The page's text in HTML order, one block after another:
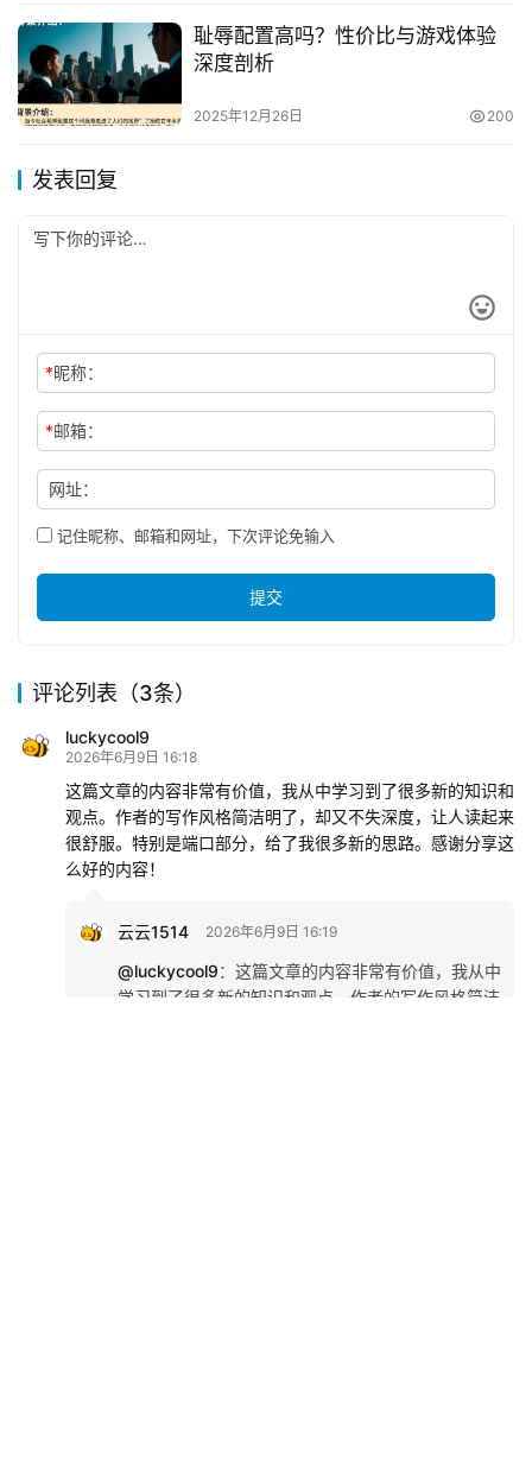
耻辱配置高吗？性价比与游戏体验
深度剖析
2025年12月26日 200
发表回复
*昵称：
*邮箱：
网址：
记住昵称、邮箱和网址，下次评论免输入
提交
评论列表（3条）
luckycool9
2026年6月9日 16:18
这篇文章的内容非常有价值，我从中学习到了很多新的知识和
观点。作者的写作风格简洁明了，却又不失深度，让人读起来
很舒服。特别是端口部分，给了我很多新的思路。感谢分享这
么好的内容！
云云1514 2026年6月9日 16:19
@luckycool9： 这篇文章的内容非常有价值，我从中
学习到了很多新的知识和观点。作者的写作风格简洁